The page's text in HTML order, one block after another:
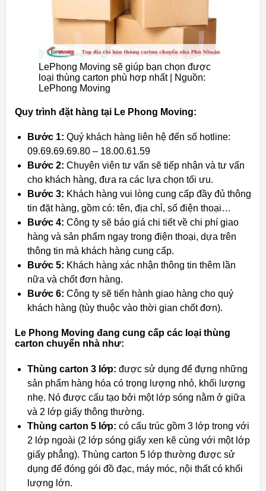
LePhong Moving sẽ giúp bạn chọn được
loại thùng carton phù hợp nhất | Nguồn:
LePhong Moving
Quy trình đặt hàng tại Le Phong Moving:
Bước 1: Quý khách hàng liên hệ đến số hotline:
09.69.69.69.80 – 18.00.61.59
Bước 2: Chuyên viên tư vấn sẽ tiếp nhận và tư vấn
cho khách hàng, đưa ra các lựa chọn tối ưu.
Bước 3: Khách hàng vui lòng cung cấp đầy đủ thông
tin đặt hàng, gồm có: tên, địa chỉ, số điện thoại…
Bước 4: Công ty sẽ báo giá chi tiết về chi phí giao
hàng và sản phẩm ngay trong điện thoại, dựa trên
thông tin mà khách hàng cung cấp.
Bước 5: Khách hàng xác nhận thông tin thêm lần
nữa và chốt đơn hàng.
Bước 6: Công ty sẽ tiến hành giao hàng cho quý
khách hàng (tùy thuộc vào thời gian chốt đơn).
Le Phong Moving đang cung cấp các loại thùng
carton chuyển nhà như:
Thùng carton 3 lớp: được sử dụng để đựng những
sản phẩm hàng hóa có trọng lượng nhỏ, khối lượng
nhẹ. Nó được cấu tạo bởi một lớp sóng nằm ở giữa
và 2 lớp giấy thông thường.
Thùng carton 5 lớp: có cấu trúc gồm 3 lớp trong với
2 lớp ngoài (2 lớp sóng giấy xen kẽ cùng với một lớp
giấy phẳng). Thùng carton 5 lớp thường được sử
dụng để đóng gói đồ đạc, máy móc, nội thất có khối
lượng lớn.